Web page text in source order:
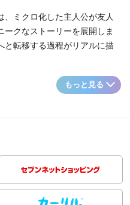
ミクロ化した主人公が友人
クなストーリーを展開しま
と転移する過程がリアルに描
もっと見る